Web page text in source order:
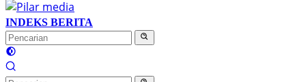
INDEKS BERITA